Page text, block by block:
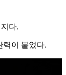
다.
력이 붙었다.